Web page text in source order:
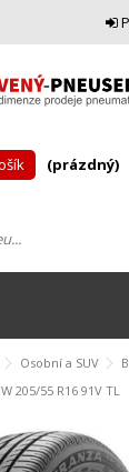
(prázdný)
Osobní a SUV
205/55 R16 91V TL